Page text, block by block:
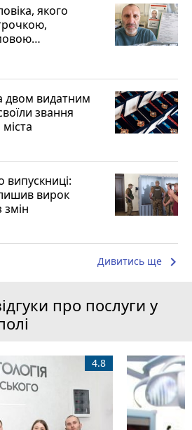
якого
двом видатним
звання
випускниці:
вирок
Дивитись ще keyboard_arrow_right
про послуги у
4.8